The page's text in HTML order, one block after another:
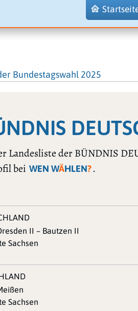
Bundestagswahl 2025
Landesliste der BÜNDNIS
bei WEN WÄHLEN? .
II – Bautzen II
Sachsen
Sachsen